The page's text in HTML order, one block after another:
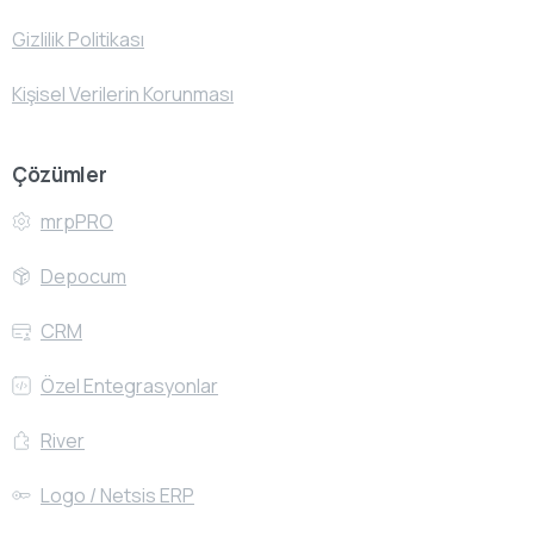
Gizlilik Politikası
Kişisel Verilerin Korunması
Çözümler
mrpPRO
Depocum
CRM
Özel Entegrasyonlar
River
Logo / Netsis ERP